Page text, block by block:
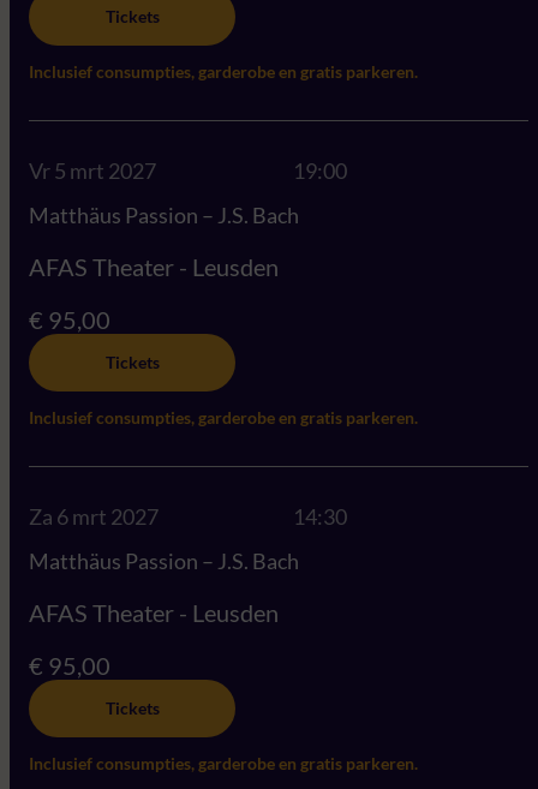
Tickets
Inclusief consumpties, garderobe en gratis parkeren.
Vr 5 mrt 2027
19:00
Matthäus Passion – J.S. Bach
AFAS Theater - Leusden
€ 95,00
Tickets
Inclusief consumpties, garderobe en gratis parkeren.
Za 6 mrt 2027
14:30
Matthäus Passion – J.S. Bach
AFAS Theater - Leusden
€ 95,00
Tickets
Inclusief consumpties, garderobe en gratis parkeren.